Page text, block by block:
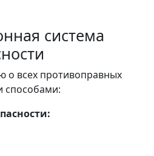
система
всех противоправных
способами: